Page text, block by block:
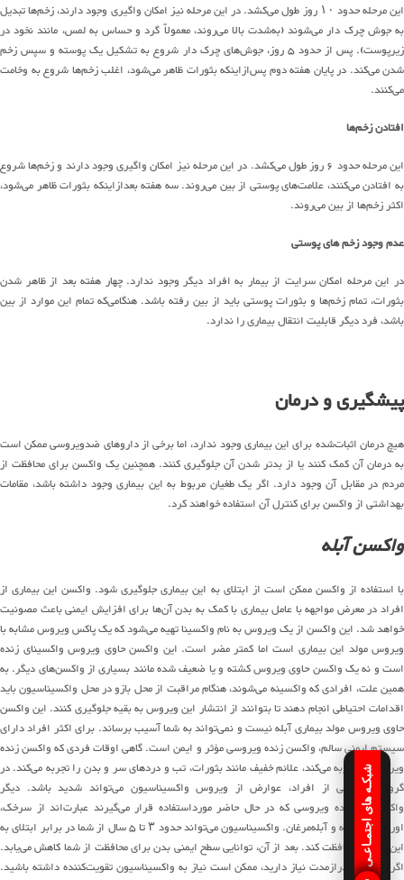
این مرحله حدود ۱۰ روز طول می‌کشد. در این مرحله نیز امکان واگیری وجود دارند، زخم‌ها تبدیل
به جوش چرک دار می‌شوند (به‌شدت بالا می‌روند، معمولاً گرد و حساس به لمس، مانند نخود در
زیرپوست). پس از حدود ۵ روز، جوش‌های چرک دار شروع به تشکیل یک پوسته و سپس زخم
شدن می‌کند. در پایان هفته دوم پس‌ازاینکه بثورات ظاهر می‌شود، اغلب زخم‌ها شروع به وخامت
می‌کنند.
افتادن زخم‌ها
این مرحله حدود ۶ روز طول می‌کشد. در این مرحله نیز امکان واگیری وجود دارند و زخم‌ها شروع
به افتادن می‌کنند، علامت‌های پوستی از بین می‌روند. سه هفته بعدازاینکه بثورات ظاهر می‌شود،
اکثر زخم‌ها از بین می‌روند.
عدم وجود زخم های پوستی
در این مرحله امکان سرایت از بیمار به افراد دیگر وجود ندارد. چهار هفته بعد از ظاهر شدن
بثورات، تمام زخم‌ها و بثورات پوستی باید از بین رفته باشد. هنگامی‌که تمام این موارد از بین
باشد، فرد دیگر قابلیت انتقال بیماری را ندارد.
پیشگیری و درمان
هیچ درمان اثبات‌شده برای این بیماری وجود ندارد، اما برخی از داروهای ضدویروسی ممکن است
به درمان آن کمک کنند یا از بدتر شدن آن جلوگیری کنند. همچنین یک واکسن برای محافظت از
مردم در مقابل آن وجود دارد. اگر یک طغیان مربوط به این بیماری وجود داشته باشد، مقامات
بهداشتی از واکسن برای کنترل آن استفاده خواهند کرد.
واکسن آبله
با استفاده از واکسن ممکن است از ابتلای به این بیماری جلوگیری شود. واکسن این بیماری از
افراد در معرض مواجهه با عامل بیماری با کمک به بدن آن‌ها برای افزایش ایمنی باعث مصونیت
خواهد شد. این واکسن از یک ویروس به نام واکسینا تهیه می‌شود که یک پاکس ویروس مشابه با
ویروس مولد این بیماری است اما کمتر مضر است. این واکسن حاوی ویروس واکسینای زنده
است و نه یک واکسن حاوی ویروس کشته و یا ضعیف شده مانند بسیاری از واکسن‌های دیگر. به
همین علت، افرادی که واکسینه می‌شوند، هنگام مراقبت از محل بازو در محل واکسیناسیون باید
اقدامات احتیاطی انجام دهند تا بتوانند از انتشار این ویروس به بقیه جلوگیری کنند. این واکسن
حاوی ویروس مولد بیماری آبله نیست و نمی‌تواند به شما آسیب برساند. برای اکثر افراد دارای
سیستم ایمنی سالم، واکسن زنده ویروسی مؤثر و ایمن است. گاهی اوقات فردی که واکسن زنده
ویروس را تجربه می‌کند، علائم خفیف مانند بثورات، تب و دردهای سر و بدن را تجربه می‌کند. در
گروه‌های خاصی از افراد، عوارض از ویروس واکسیناسیون می‌تواند شدید باشد. دیگر
واکسن‌های زنده ویروسی که در حال حاضر مورداستفاده قرار می‌گیرند عبارت‌اند از سرخک،
اوریون، سرخجه و آبله‌مرغان. واکسیناسیون می‌تواند حدود ۳ تا ۵ سال از شما در برابر ابتلای به
این بیماری محافظت کند. بعد از آن، توانایی سطح ایمنی بدن برای محافظت از شما کاهش می‌یابد.
اگر به ایمنی درازمدت نیاز دارید، ممکن است نیاز به واکسیناسیون تقویت‌کننده داشته باشید.
شبکـه های اجتمـاعـی